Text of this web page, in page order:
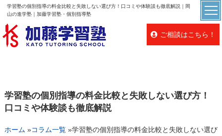
学習塾の個別指導の料金比較と失敗しない選び方！口コミや体験談も徹底解説｜岡
山の進学塾｜加藤学習塾・個別指導塾
ご相談はこちら！
学習塾の個別指導の料金比較と失敗しない選び方！
口コミや体験談も徹底解説
ホーム »コラム一覧»学習塾の個別指導の料金比較と失敗しない選び